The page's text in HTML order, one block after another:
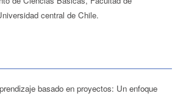
central de Chile.
basado en proyectos: Un enfoque